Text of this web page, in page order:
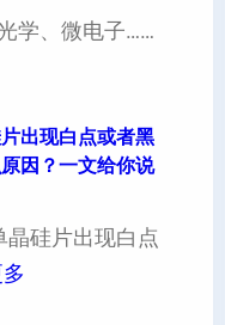
学、微电子……
出现白点或者黑
因？一文给你说
晶硅片出现白点